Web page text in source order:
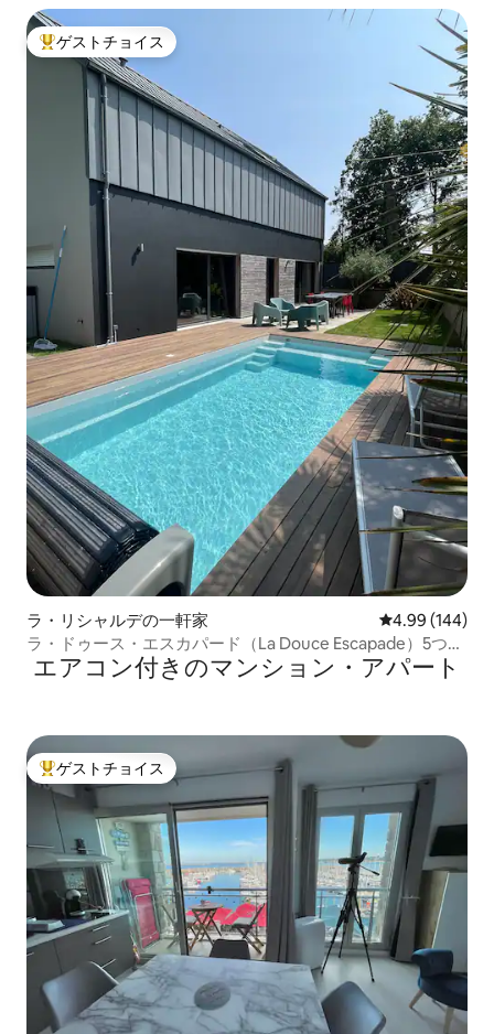
大好評のゲストチョイスです。
ゲストチョイス
ラ・リシャルデの一軒家 レビュー144
4.99 (144)
ラ・ドゥース・エスカパード（La Douce Escapade）5つ
星、ディナール近く、ランス川沿い
エアコン付きのマンション・アパート
大好評のゲストチョイスです。
ゲストチョイス